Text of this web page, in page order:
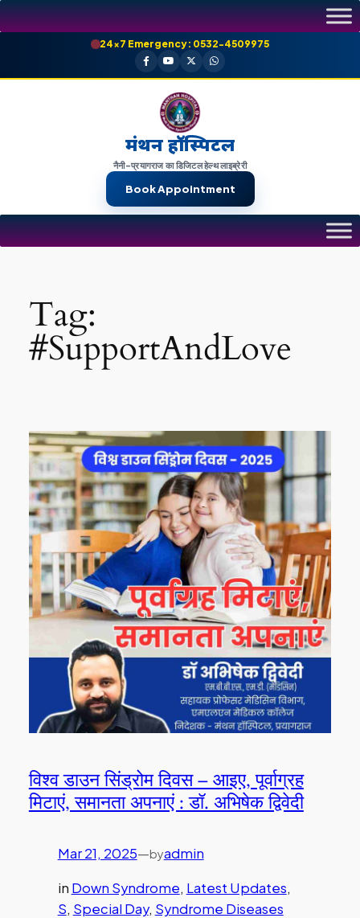
Skip
to
24×7 Emergency: 0532-4509975
मंथन हॉस्पिटल
नैनी-प्रयागराज का डिजिटल हेल्थ लाइब्रेरी
Book Appointment
Tag:
#SupportAndLove
विश्व डाउन सिंड्रोम दिवस – आइए, पूर्वाग्रह
मिटाएं, समानता अपनाएं : डॉ. अभिषेक द्विवेदी
Mar 21, 2025—byadmin
in Down Syndrome, Latest Updates
S, Special Day, Syndrome Diseases